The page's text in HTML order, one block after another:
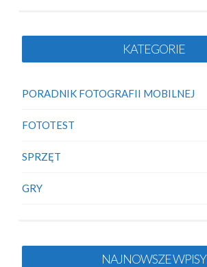
KATEGORIE
PORADNIK FOTOGRAFII MOBILNEJ
FOTOTEST
SPRZĘT
GRY
NAJNOWSZE WPISY